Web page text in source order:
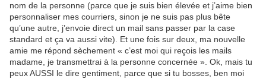
nom de la personne (parce que je suis bien élevée et j’aime bien
personnaliser mes courriers, sinon je ne suis pas plus bête
qu’une autre, j’envoie direct un mail sans passer par la case
standard et ça va aussi vite). Et une fois sur deux, ma nouvelle
amie me répond sèchement « c’est moi qui reçois les mails
madame, je transmettrai à la personne concernée ». Ok, mais tu
peux AUSSI le dire gentiment, parce que si tu bosses, ben moi